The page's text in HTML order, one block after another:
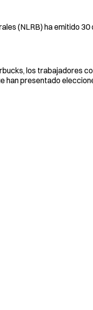
(NLRB) ha emitido
los trabajadores
han presentado